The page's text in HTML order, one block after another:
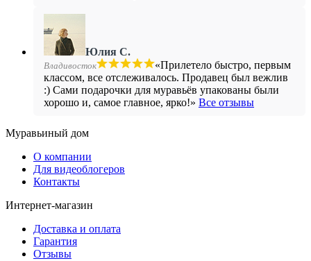
Юлия С.
Владивосток
«Прилетело быстро, первым
классом, все отслеживалось. Продавец был вежлив
:) Сами подарочки для муравьёв упакованы были
хорошо и, самое главное, ярко!» Все отзывы
Муравьиный дом
О компании
Для видеоблогеров
Контакты
Интернет-магазин
Доставка и оплата
Гарантия
Отзывы